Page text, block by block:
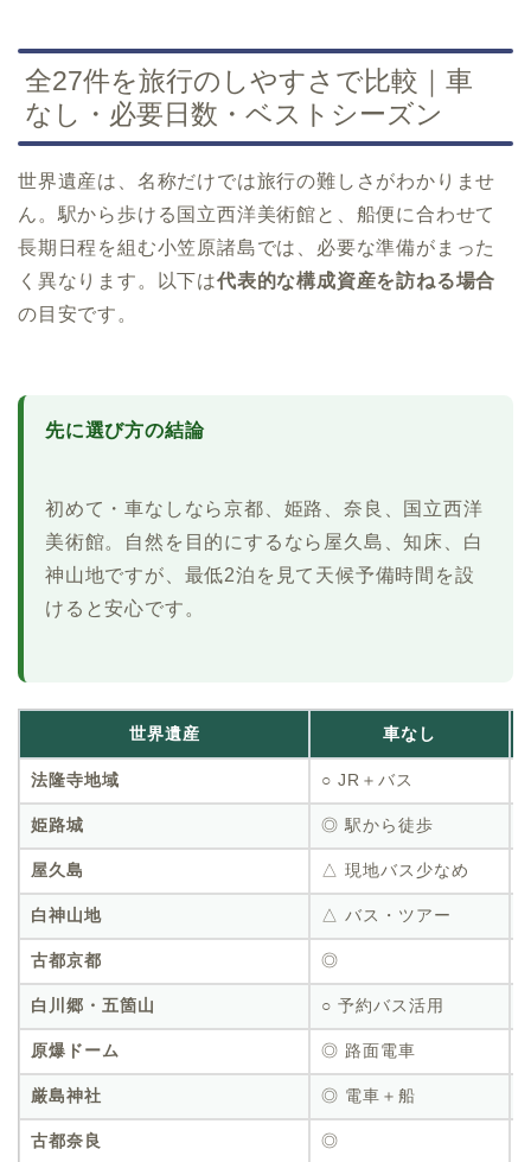
全27件を旅行のしやすさで比較｜車
なし・必要日数・ベストシーズン
世界遺産は、名称だけでは旅行の難しさがわかりませ
ん。駅から歩ける国立西洋美術館と、船便に合わせて
長期日程を組む小笠原諸島では、必要な準備がまった
く異なります。以下は代表的な構成資産を訪ねる場合
の目安です。
先に選び方の結論
初めて・車なしなら京都、姫路、奈良、国立西洋
美術館。自然を目的にするなら屋久島、知床、白
神山地ですが、最低2泊を見て天候予備時間を設
けると安心です。
世界遺産 車なし
法隆寺地域 ○ JR＋バス
姫路城 ◎ 駅から徒歩
屋久島 △ 現地バス少なめ
白神山地 △ バス・ツアー
古都京都 ◎
白川郷・五箇山 ○ 予約バス活用
原爆ドーム ◎ 路面電車
厳島神社 ◎ 電車＋船
古都奈良 ◎